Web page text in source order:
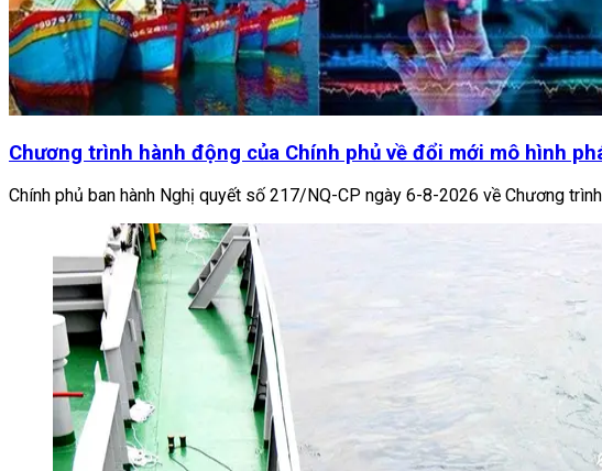
Chương trình hành động của Chính phủ về đổi mới mô hình
Chính phủ ban hành Nghị quyết số 217/NQ-CP ngày 6-8-2026 về Chương